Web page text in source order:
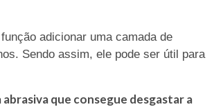
adicionar uma camada de
Sendo assim, ele pode ser útil para
que consegue desgastar a